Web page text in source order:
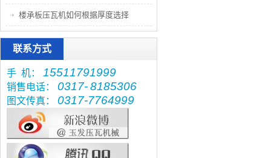
楼承板压瓦机如何根据厚度选择
联系方式
手 机： 15511791999
销售电话： 0317-8185306
图文传真： 0317-7764999